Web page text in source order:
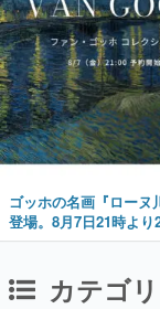
ゴッホの名画『ローヌ
登場。8月7日21時よ
カテゴ